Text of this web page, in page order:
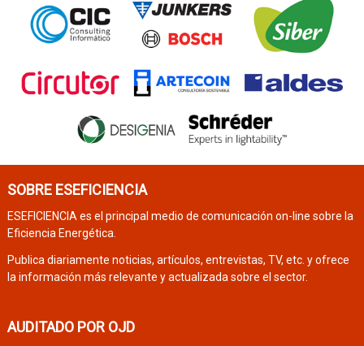
SOBRE ESEFICIENCIA
ESEFICIENCIA es el principal medio de comunicación on-line sobre la
Eficiencia Energética.
Publica diariamente noticias, artículos, entrevistas, TV, etc. y ofrece
la información más relevante y actualizada sobre el sector.
AUDITADO POR OJD